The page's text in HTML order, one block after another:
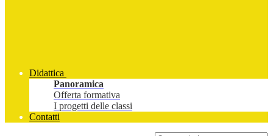
Didattica
Panoramica
Offerta formativa
I progetti delle classi
Contatti